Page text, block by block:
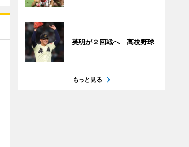
英明が２回戦へ 高校野球
もっと見る